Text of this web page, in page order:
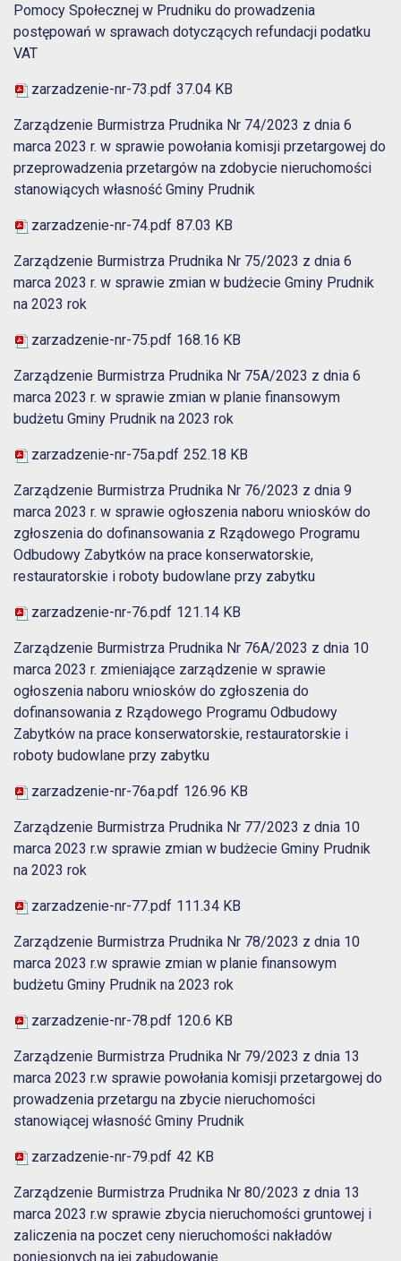
Pomocy Społecznej w Prudniku do prowadzenia
postępowań w sprawach dotyczących refundacji podatku
VAT
zarzadzenie-nr-73.pdf 37.04 KB
Zarządzenie Burmistrza Prudnika Nr 74/2023 z dnia 6
marca 2023 r. w sprawie powołania komisji przetargowej do
przeprowadzenia przetargów na zdobycie nieruchomości
stanowiących własność Gminy Prudnik
zarzadzenie-nr-74.pdf 87.03 KB
Zarządzenie Burmistrza Prudnika Nr 75/2023 z dnia 6
marca 2023 r. w sprawie zmian w budżecie Gminy Prudnik
na 2023 rok
zarzadzenie-nr-75.pdf 168.16 KB
Zarządzenie Burmistrza Prudnika Nr 75A/2023 z dnia 6
marca 2023 r. w sprawie zmian w planie finansowym
budżetu Gminy Prudnik na 2023 rok
zarzadzenie-nr-75a.pdf 252.18 KB
Zarządzenie Burmistrza Prudnika Nr 76/2023 z dnia 9
marca 2023 r. w sprawie ogłoszenia naboru wniosków do
zgłoszenia do dofinansowania z Rządowego Programu
Odbudowy Zabytków na prace konserwatorskie,
restauratorskie i roboty budowlane przy zabytku
zarzadzenie-nr-76.pdf 121.14 KB
Zarządzenie Burmistrza Prudnika Nr 76A/2023 z dnia 10
marca 2023 r. zmieniające zarządzenie w sprawie
ogłoszenia naboru wniosków do zgłoszenia do
dofinansowania z Rządowego Programu Odbudowy
Zabytków na prace konserwatorskie, restauratorskie i
roboty budowlane przy zabytku
zarzadzenie-nr-76a.pdf 126.96 KB
Zarządzenie Burmistrza Prudnika Nr 77/2023 z dnia 10
marca 2023 r.w sprawie zmian w budżecie Gminy Prudnik
na 2023 rok
zarzadzenie-nr-77.pdf 111.34 KB
Zarządzenie Burmistrza Prudnika Nr 78/2023 z dnia 10
marca 2023 r.w sprawie zmian w planie finansowym
budżetu Gminy Prudnik na 2023 rok
zarzadzenie-nr-78.pdf 120.6 KB
Zarządzenie Burmistrza Prudnika Nr 79/2023 z dnia 13
marca 2023 r.w sprawie powołania komisji przetargowej do
prowadzenia przetargu na zbycie nieruchomości
stanowiącej własność Gminy Prudnik
zarzadzenie-nr-79.pdf 42 KB
Zarządzenie Burmistrza Prudnika Nr 80/2023 z dnia 13
marca 2023 r.w sprawie zbycia nieruchomości gruntowej i
zaliczenia na poczet ceny nieruchomości nakładów
poniesionych na jej zabudowanie